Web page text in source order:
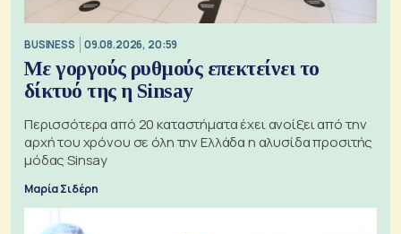
BUSINESS 09.08.2026, 20:59
Με γοργούς ρυθμούς επεκτείνει το
δίκτυό της η Sinsay
Περισσότερα από 20 καταστήματα έχει ανοίξει από την
αρχή του χρόνου σε όλη την Ελλάδα η αλυσίδα προσιτής
μόδας Sinsay
Μαρία Σιδέρη